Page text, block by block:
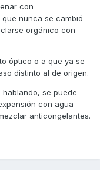
con
nunca se cambió
orgánico con
óptico o a que ya se
distinto al de origen.
se puede
con agua
anticongelantes.